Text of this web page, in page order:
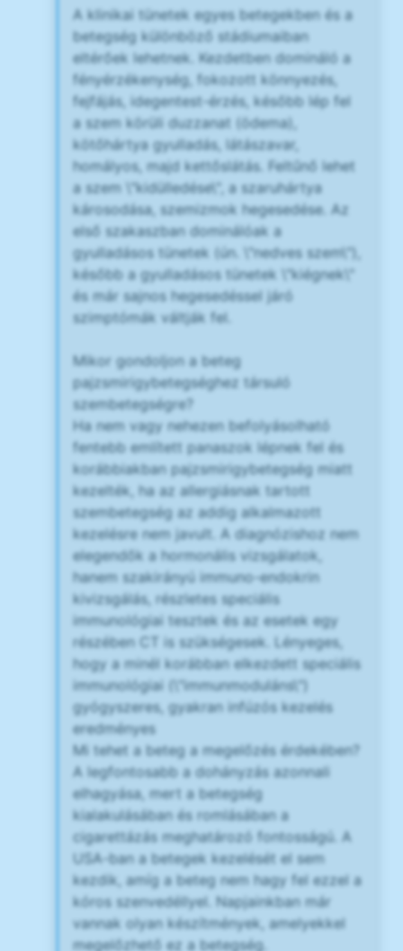
A klinikai tünetek egyes betegekben és a
betegség különböző stádiumaiban
eltérőek lehetnek. Kezdetben domináló a
fényérzékenység, fokozott könnyezés,
fejfájás, idegentest-érzés, később lép fel
a szem körüli duzzanat (ödema),
kötőhártya gyulladás, látászavar,
homályos, majd kettőslátás. Feltűnő lehet
a szem \"kidülledése\", a szaruhártya
károsodása, szemizmok hegesedése. Az
első szakaszban dominálóak a
gyulladásos tünetek (ún. \"nedves szem\"),
később a gyulladásos tünetek \"kiégnek\"
és már sajnos hegesedéssel járó
szimptómák váltják fel.
Mikor gondoljon a beteg
pajzsmirigybetegséghez társuló
szembetegségre?
Ha nem vagy nehezen befolyásolható
fentebb említett panaszok lépnek fel és
korábbiakban pajzsmirigybetegség miatt
kezelték, ha az allergiásnak tartott
szembetegség az addig alkalmazott
kezelésre nem javult. A diagnózishoz nem
elegendők a hormonális vizsgálatok,
hanem szakirányú immuno-endokrin
kivizsgálás, részletes speciális
immunológiai tesztek és az esetek egy
részében CT is szükségesek. Lényeges,
hogy a minél korábban elkezdett speciális
immunológiai (\"immunmoduláns\")
gyógyszeres, gyakran infúzós kezelés
eredményes
Mi tehet a beteg a megelőzés érdekében?
A legfontosabb a dohányzás azonnali
elhagyása, mert a betegség
kialakulásában és romlásában a
cigarettázás meghatározó fontosságú. A
USA-ban a betegek kezelését el sem
kezdik, amíg a beteg nem hagy fel ezzel a
kóros szenvedéllyel. Napjainkban már
vannak olyan készítmények, amelyekkel
megelőzhető ez a betegség.